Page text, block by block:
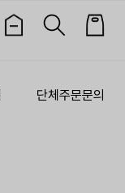
단체주문문의